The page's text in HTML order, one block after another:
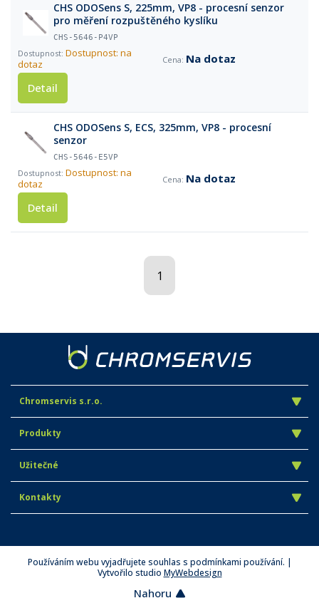
CHS ODOSens S, 225mm, VP8 - procesní senzor
pro měření rozpuštěného kyslíku
CHS-5646-P4VP
Dostupnost: na
dotaz
Na dotaz
Detail
CHS ODOSens S, ECS, 325mm, VP8 - procesní
senzor
CHS-5646-E5VP
Dostupnost: na
dotaz
Na dotaz
Detail
1
Chromservis s.r.o.
Produkty
Užitečné
Kontakty
Používáním webu vyjadřujete souhlas s podmínkami používání. |
Vytvořilo studio MyWebdesign
Nahoru